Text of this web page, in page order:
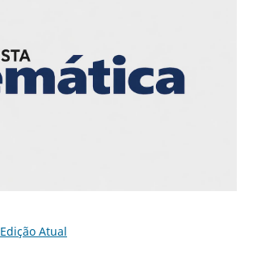
Edição Atual